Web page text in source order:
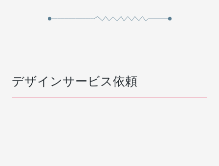
デザインサービス依頼